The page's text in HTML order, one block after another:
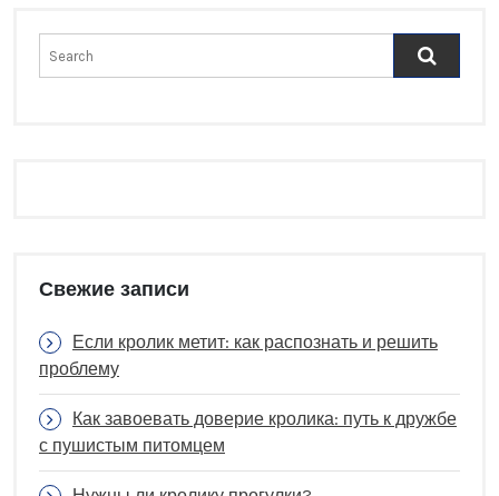
Свежие записи
Если кролик метит: как распознать и решить
проблему
Как завоевать доверие кролика: путь к дружбе
с пушистым питомцем